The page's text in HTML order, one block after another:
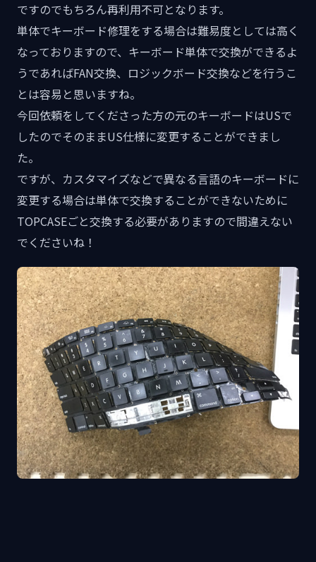
ですのでもちろん再利用不可となります。
単体でキーボード修理をする場合は難易度としては高く
なっておりますので、キーボード単体で交換ができるよ
うであればFAN交換、ロジックボード交換などを行うこ
とは容易と思いますね。
今回依頼をしてくださった方の元のキーボードはUSで
したのでそのままUS仕様に変更することができまし
た。
ですが、カスタマイズなどで異なる言語のキーボードに
変更する場合は単体で交換することができないために
TOPCASEごと交換する必要がありますので間違えない
でくださいね！